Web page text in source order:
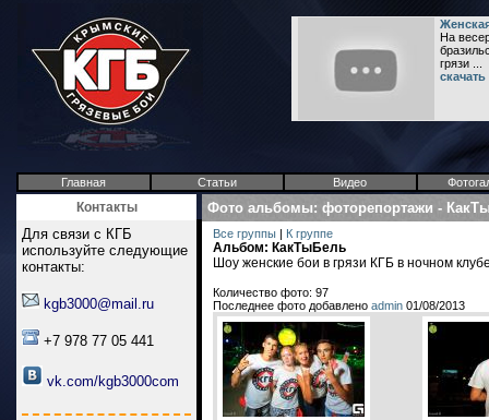
На
грязи ...
Главная Статьи Видео
Контакты
Для связи с КГБ
используйте следующие
контакты:
kgb3000@mail.ru
+7 978 77 05 441
vk.com/kgb3000com
Фото альбомы: фоторепортажи -
Все группы | К группе
Альбом: КакТыБель
Шоу женские бои в грязи КГБ в ночном
Количество фото: 97
Последнее фото добавлено admin 01/08/2013